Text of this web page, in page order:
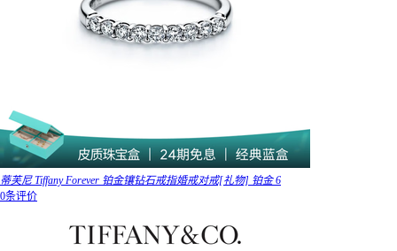
蒂芙尼 Tiffany Forever 铂金镶钻石戒指婚戒对戒[礼物] 铂金 6
0条评价